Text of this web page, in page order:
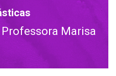
Marisa